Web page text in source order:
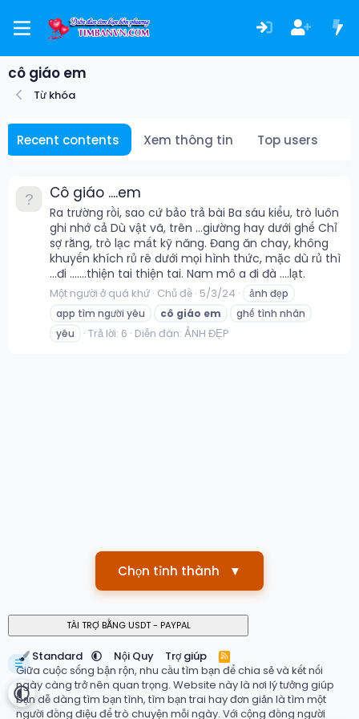
cô giáo em
Từ khóa
Recent contents Xem thông tin Top users
Cô giáo ....em
Ra trường rồi, sao cứ bảo trả bài Ba sáu kiểu, trò luôn
ghi nhớ cả Dù vật vã, trên ...giường hay dưới ghế Chỉ
sợ rằng, trò lạc mất kỹ năng. Đang ăn chay, không
khuyến khích rủ rê dưới mọi hình thức, mặc dù rủ thì
...đi .......thiện tai thiện tai. Nam mô a đi đà ....lạt.
Một người ở quá khứ Chủ đề 5/3/24
ảnh đẹp
app tìm người yêu
cô giáo em
ghế tình nhân
yêu
Trả lời: 6 Diễn đàn: ẢNH ĐẸP
Chọn tỉnh thành ▼
Standard Nội Quy Trợ giúp
R
S
S
Giữa cuộc sống bận rộn, nhu cầu tìm bạn để chia sẻ và kết nối
ngày càng trở nên quan trọng. Website này là nơi lý tưởng giúp
bạn dễ dàng tìm bạn tình, tìm bạn trai hay đơn giản là tìm một
người đồng điệu để trò chuyện mỗi ngày. Với cộng đồng người
☰